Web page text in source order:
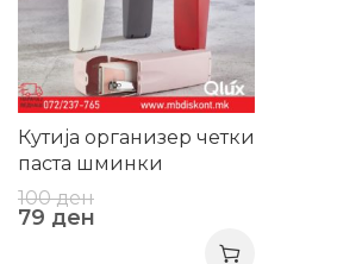
Кутија организер четки
паста шминки
100ден
79 ден